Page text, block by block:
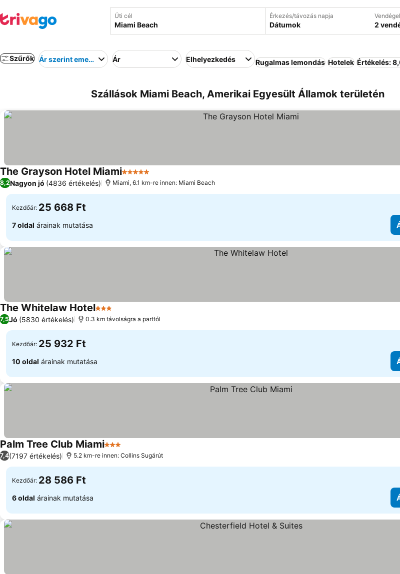
Úti cél Érkezés/távozás napja
Dátumok 2
Szűrők Ár szerint emelkedő Ár Elhelyezkedés Rugalmas lemondás Hotelek Értékelés:
Szállások Miami Beach, Amerikai Egyesült Államok területén
The Grayson Hotel Miami5 Kategória
8,2Nagyon jó (4836 értékelés) Miami, 6.1 km-re innen: Miami Beach
Kezdőár: 25 668 Ft
7 oldal árainak mutatása
The Whitelaw Hotel3 Kategória
7,5Jó (5830 értékelés) 0.3 km távolságra a parttól
Kezdőár: 25 932 Ft
10 oldal árainak mutatása
Palm Tree Club Miami3 Kategória
7,4(7197 értékelés) 5.2 km-re innen: Collins Sugárút
Kezdőár: 28 586 Ft
6 oldal árainak mutatása